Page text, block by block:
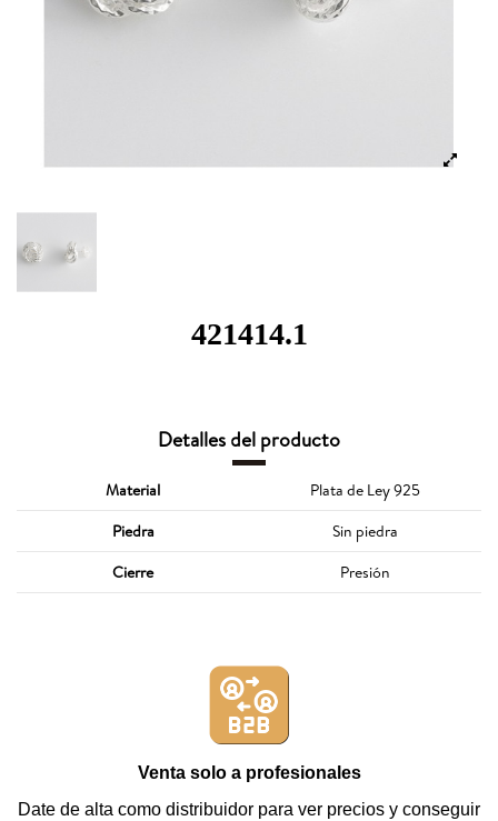
421414.1
Detalles del producto
Material
Plata de Ley 925
Piedra
Sin piedra
Cierre
Presión
Venta solo a profesionales
Date de alta como distribuidor para ver precios y conseguir